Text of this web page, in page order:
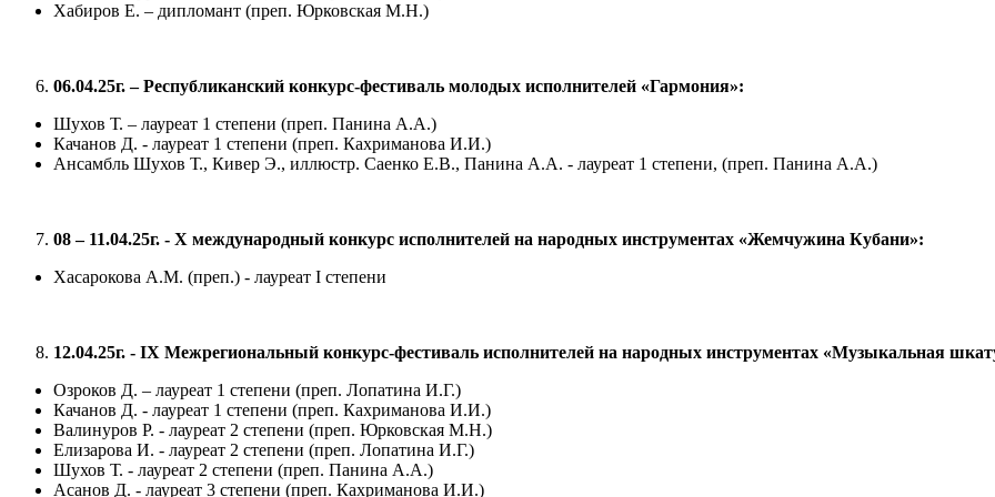
Хабиров Е. – дипломант (преп. Юрковская М.Н.)
06.04.25г. – Республиканский конкурс-фестиваль молодых исполнителей «Гармония»:
Шухов Т. – лауреат 1 степени (преп. Панина А.А.)
Качанов Д. - лауреат 1 степени (преп. Кахриманова И.И.)
Ансамбль Шухов Т., Кивер Э., иллюстр. Саенко Е.В., Панина А.А. - лауреат 1 степени, (преп. Панина А.А.)
08 – 11.04.25г. - X международный конкурс исполнителей на народных инструментах «Жемчужина Кубани»:
Хасарокова А.М. (преп.) - лауреат I степени
12.04.25г. - IX Межрегиональный конкурс-фестиваль исполнителей на народных инструментах «Музыкальная
Озроков Д. – лауреат 1 степени (преп. Лопатина И.Г.)
Качанов Д. - лауреат 1 степени (преп. Кахриманова И.И.)
Валинуров Р. - лауреат 2 степени (преп. Юрковская М.Н.)
Елизарова И. - лауреат 2 степени (преп. Лопатина И.Г.)
Шухов Т. - лауреат 2 степени (преп. Панина А.А.)
Асанов Д. - лауреат 3 степени (преп. Кахриманова И.И.)